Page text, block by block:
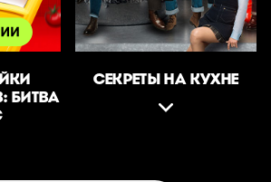
БИТВА
СЕКРЕТЫ НА КУХНЕ